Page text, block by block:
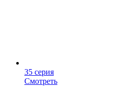
35 серия
Смотреть